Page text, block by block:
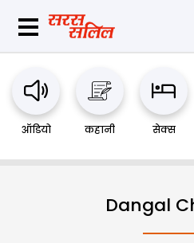
ऑडियो कहानी सेक्स
Dangal